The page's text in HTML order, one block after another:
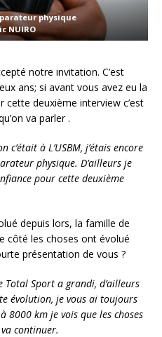
physique
NUIRO
notre invitation. C’est
ans; si avant vous avez eu la
deuxième interview c’est
va parler .
à L’USBM, j’étais encore
physique. D’ailleurs je
pour cette deuxième
depuis lors, la famille de
côté les choses ont évolué
présentation de vous ?
Sport a grandi, d’ailleurs
évolution, je vous ai toujours
8000 km je vois que les choses
va continuer.